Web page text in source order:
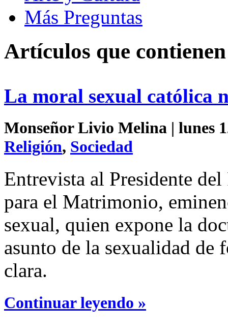
Más Preguntas
Artículos que
La moral sexual católica
Monseñor Livio Melina | lunes
Religión, Sociedad
Entrevista al Presidente
para el Matrimonio,
sexual, quien expone la
asunto de la sexualidad de
clara.
Continuar leyendo »